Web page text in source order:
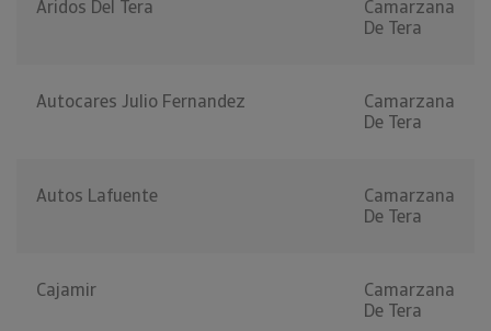
Aridos Del Tera
Camarzana
De Tera
Autocares Julio Fernandez
Camarzana
De Tera
Autos Lafuente
Camarzana
De Tera
Cajamir
Camarzana
De Tera